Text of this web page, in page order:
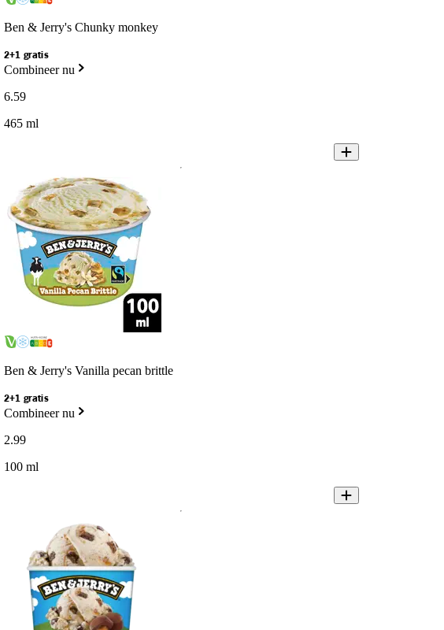
Ben & Jerry's Chunky monkey
2+1 gratis
Combineer nu
6.59
465 ml
Ben & Jerry's Vanilla pecan brittle
2+1 gratis
Combineer nu
2.99
100 ml